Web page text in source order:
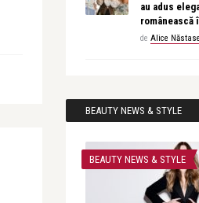
au adus
românească
de Alice
BEAUTY NEWS & STYLE
BEAUTY NEWS & STYLE